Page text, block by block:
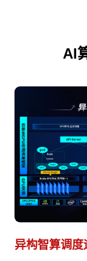
AI
异构智算调